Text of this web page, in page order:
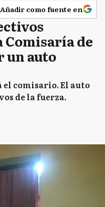
Añadir como fuente en
Comisaría de
un auto
el comisario. El auto
de la fuerza.